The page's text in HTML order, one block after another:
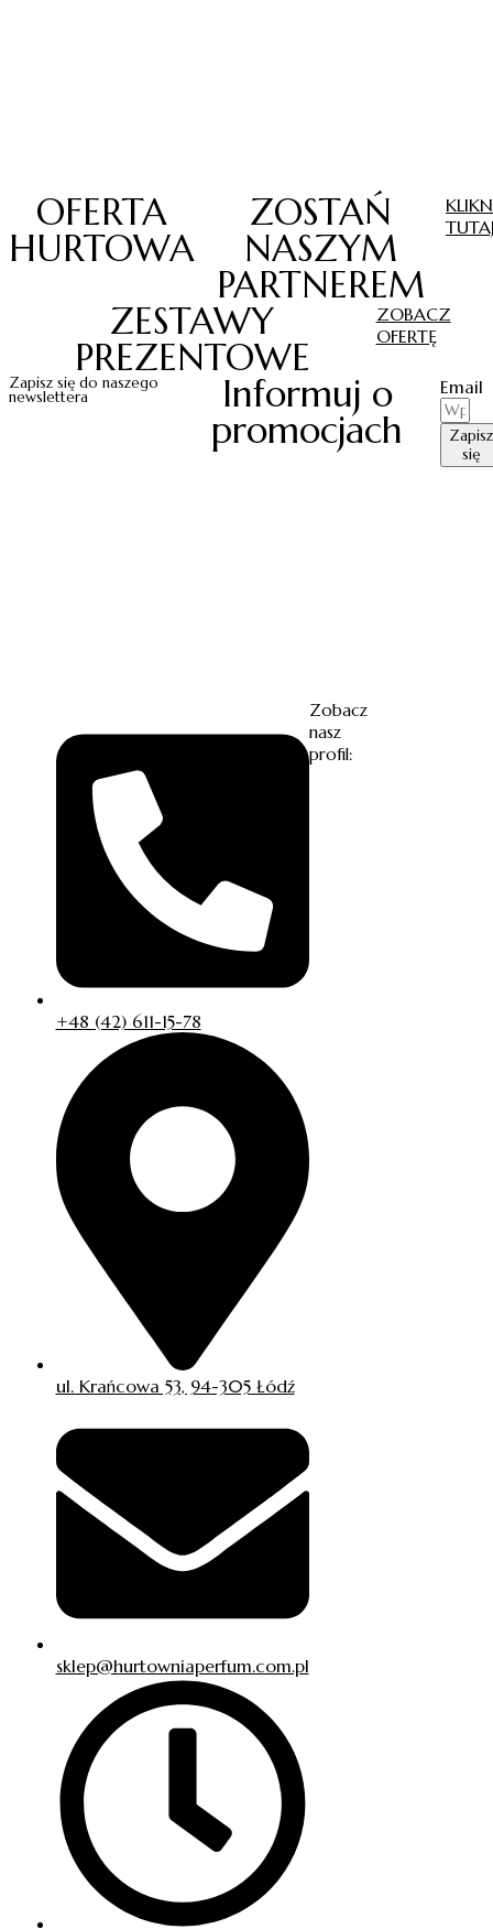
OFERTA
HURTOWA
ZOSTAŃ
NASZYM
PARTNEREM
ZESTAWY
PREZENTOWE
ZOBACZ
OFERTĘ
Zapisz się do naszego
newslettera
Informuj o
promocjach
Email
Zapisz
się
+48 (42) 611-15-78
ul. Krańcowa 53, 94-305 Łódź
sklep@hurtowniaperfum.com.pl
Zobacz
nasz
profil: